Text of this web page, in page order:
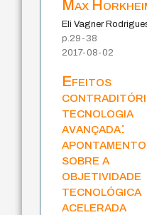
Max
Eli Vagner
p.29-38
2017-08-02
Efeitos
tecnologia
avançada:
sobre a
objetividade
tecnológica
acelerada